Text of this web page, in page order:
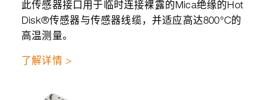
此传感器接口用于临时连接裸露的Mica绝缘的Hot
Disk®传感器与传感器线缆，并适应高达800°C的
高温测量。
了解详情 >